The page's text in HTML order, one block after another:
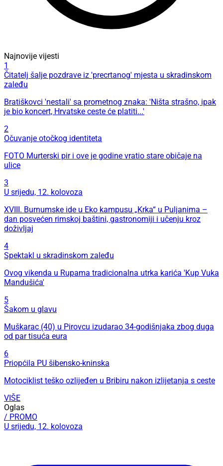
Najnovije vijesti
1
Čitatelj šalje pozdrave iz 'precrtanog' mjesta u skradinskom
zaleđu
Bratiškovci 'nestali' sa prometnog znaka: 'Ništa strašno, ipak
je bio koncert, Hrvatske ceste će platiti...'
2
Očuvanje otočkog identiteta
FOTO Murterski pir i ove je godine vratio stare običaje na
ulice
3
U srijedu, 12. kolovoza
XVIII. Burnumske ide u Eko kampusu „Krka“ u Puljanima –
dan posvećen rimskoj baštini, gastronomiji i učenju kroz
doživljaj
4
Spektakl u skradinskom zaleđu
Ovog vikenda u Rupama tradicionalna utrka karića 'Kup Vuka
Mandušića'
5
Šakom u glavu
Muškarac (40) u Pirovcu izudarao 34-godišnjaka zbog duga
od par tisuća eura
6
Priopćila PU šibensko-kninska
Motociklist teško ozlijeđen u Bribiru nakon izlijetanja s ceste
VIŠE
Oglas
/ PROMO
U srijedu, 12. kolovoza